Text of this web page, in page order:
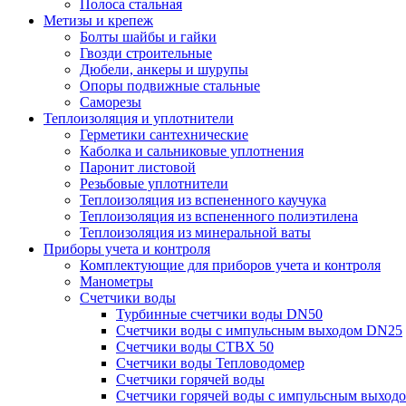
Полоса стальная
Метизы и крепеж
Болты шайбы и гайки
Гвозди строительные
Дюбели, анкеры и шурупы
Опоры подвижные стальные
Саморезы
Теплоизоляция и уплотнители
Герметики сантехнические
Каболка и сальниковые уплотнения
Паронит листовой
Резьбовые уплотнители
Теплоизоляция из вспененного каучука
Теплоизоляция из вспененного полиэтилена
Теплоизоляция из минеральной ваты
Приборы учета и контроля
Комплектующие для приборов учета и контроля
Манометры
Счетчики воды
Турбинные счетчики воды DN50
Счетчики воды с импульсным выходом DN25
Счетчики воды СТВХ 50
Счетчики воды Тепловодомер
Счетчики горячей воды
Счетчики горячей воды с импульсным